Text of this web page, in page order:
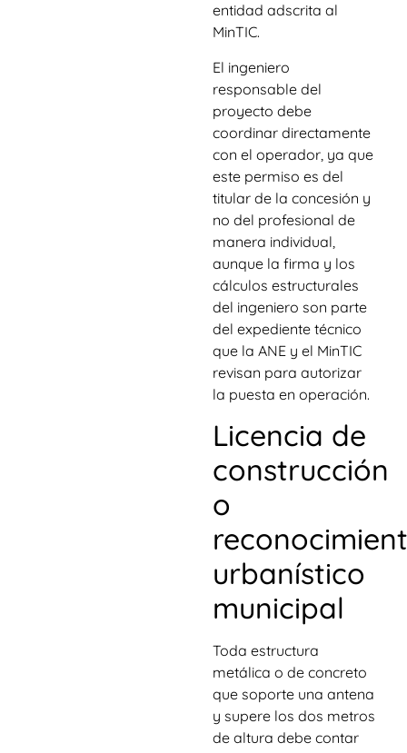
entidad adscrita al
MinTIC.
El ingeniero
responsable del
proyecto debe
coordinar directamente
con el operador, ya que
este permiso es del
titular de la concesión y
no del profesional de
manera individual,
aunque la firma y los
cálculos estructurales
del ingeniero son parte
del expediente técnico
que la ANE y el MinTIC
revisan para autorizar
la puesta en operación.
Licencia de
construcción
o
urbanístico
municipal
Toda estructura
metálica o de concreto
que soporte una antena
y supere los dos metros
de altura debe contar